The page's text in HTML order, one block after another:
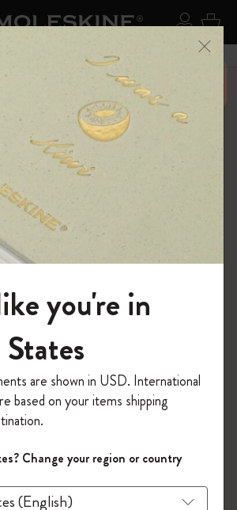
ンの切替 ログ
ワードなど) カ
以上のご購入で送料無料 メニ
ン
zoom.cta
キンの世界へようこそ
」を入力すると、初回注
＋送料無料になります。セ
ウトレット品は適用外。
カウントを作成して限定オフ
典、さらに多くのインスピ
ンを手に入れましょう。
you're in
are shown in USD. International
based on your items shipping
Change your region or country